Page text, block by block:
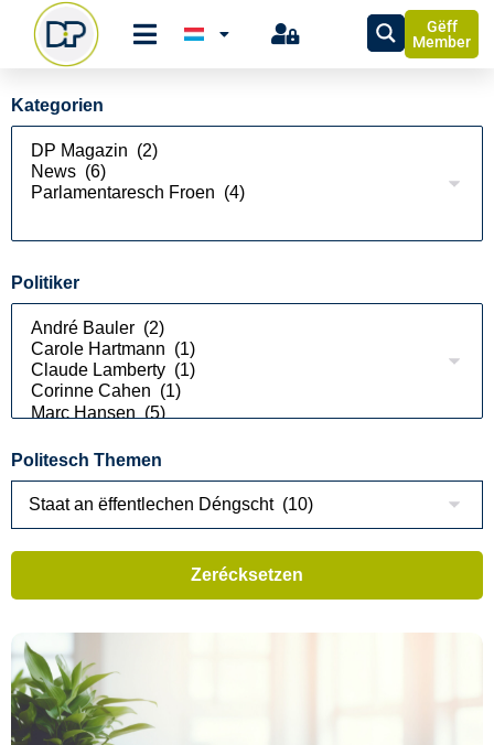
Gëff
Member
Kategorien
Politiker
Politesch Themen